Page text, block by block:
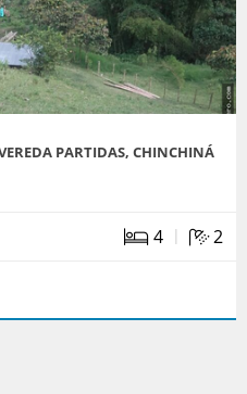
PARTIDAS, CHINCHINÁ
4 | 2